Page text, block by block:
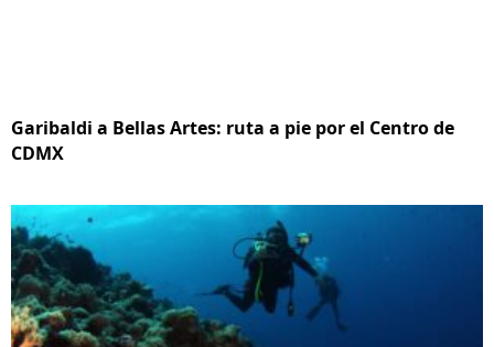
Garibaldi a Bellas Artes: ruta a pie por el Centro de
CDMX